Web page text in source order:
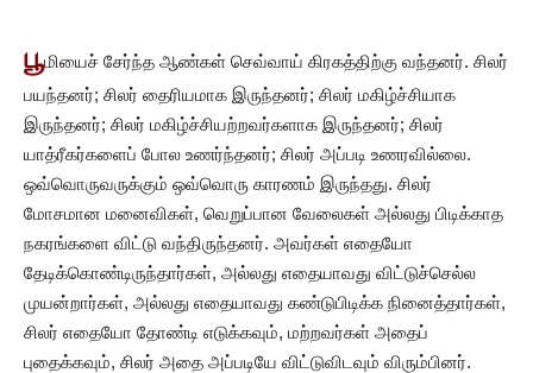
பூமியைச் சேர்ந்த ஆண்கள் செவ்வாய் கிரகத்திற்கு வந்தனர். சிலர்
பயந்தனர்; சிலர் தைரியமாக இருந்தனர்; சிலர் மகிழ்ச்சியாக
இருந்தனர்; சிலர் மகிழ்ச்சியற்றவர்களாக இருந்தனர்; சிலர்
யாத்ரீகர்களைப் போல உணர்ந்தனர்; சிலர் அப்படி உணரவில்லை.
ஒவ்வொருவருக்கும் ஒவ்வொரு காரணம் இருந்தது. சிலர்
மோசமான மனைவிகள், வெறுப்பான வேலைகள் அல்லது பிடிக்காத
நகரங்களை விட்டு வந்திருந்தனர். அவர்கள் எதையோ
தேடிக்கொண்டிருந்தார்கள், அல்லது எதையாவது விட்டுச்செல்ல
முயன்றார்கள், அல்லது எதையாவது கண்டுபிடிக்க நினைத்தார்கள்,
சிலர் எதையோ தோண்டி எடுக்கவும், மற்றவர்கள் அதைப்
புதைக்கவும், சிலர் அதை அப்படியே விட்டுவிடவும் விரும்பினர்.